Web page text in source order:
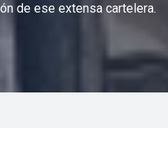
de ese extensa cartelera.